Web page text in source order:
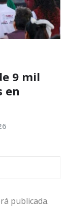
9 mil
en
publicada.